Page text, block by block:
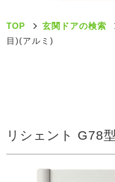
TOP 玄関ドアの検索
目)(アルミ)
リシェント G78